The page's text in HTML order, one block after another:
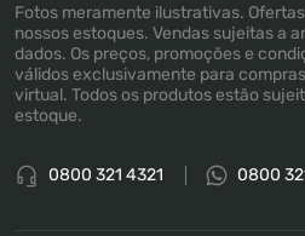
Fotos meramente ilustrativas.
nossos estoques. Vendas sujeitas a
dados. Os preços, promoções e
válidos exclusivamente para
virtual. Todos os produtos estão
estoque.
0800 321 4321 0800